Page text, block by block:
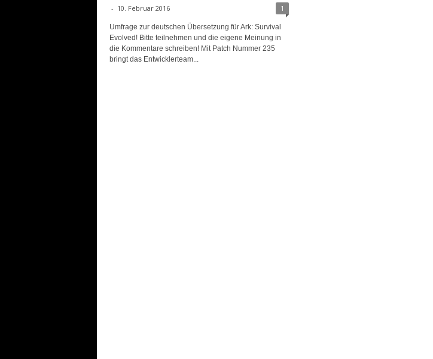
- 10. Februar 2016 1
Umfrage zur deutschen Übersetzung für Ark: Survival
Evolved! Bitte teilnehmen und die eigene Meinung in
die Kommentare schreiben! Mit Patch Nummer 235
bringt das Entwicklerteam...